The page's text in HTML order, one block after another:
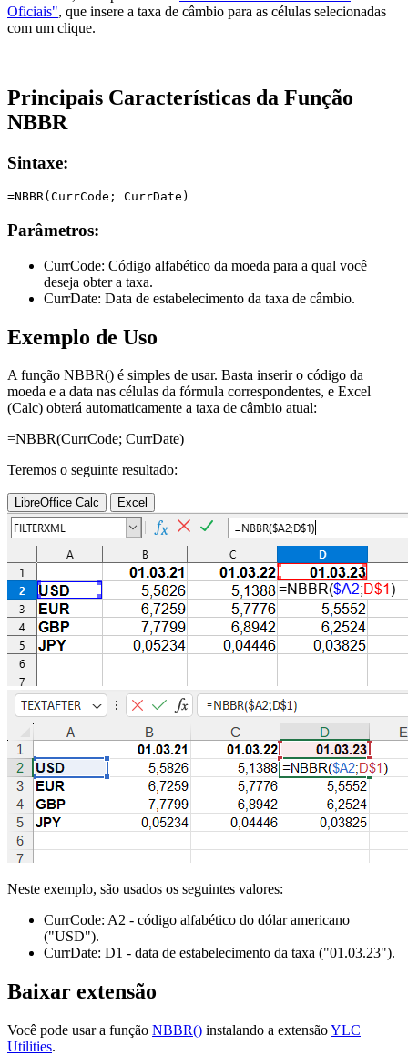
Oficiais", que insere a taxa de câmbio para as células selecionadas
com um clique.
Principais Características da Função
NBBR
Sintaxe:
Parâmetros:
CurrCode: Código alfabético da moeda para a qual você
deseja obter a taxa.
CurrDate: Data de estabelecimento da taxa de câmbio.
Exemplo de Uso
A função NBBR() é simples de usar. Basta inserir o código da
moeda e a data nas células da fórmula correspondentes, e Excel
(Calc) obterá automaticamente a taxa de câmbio atual:
=NBBR(CurrCode; CurrDate)
Teremos o seguinte resultado:
LibreOffice Calc Excel
Neste exemplo, são usados os seguintes valores:
CurrCode: A2 - código alfabético do dólar americano
("USD").
CurrDate: D1 - data de estabelecimento da taxa ("01.03.23").
Baixar extensão
Você pode usar a função NBBR() instalando a extensãoYLC
Utilities.